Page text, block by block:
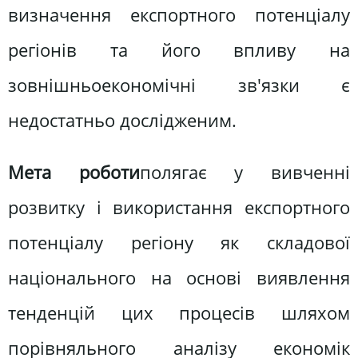
визначення експортного потенціалу
регіонів та його впливу на
зовнішньоекономічні зв'язки є
недостатньо дослідженим.
Мета роботиполягає у вивченні
розвитку і використання експортного
потенціалу регіону як складової
національного на основі виявлення
тенденцій цих процесів шляхом
порівняльного аналізу економік